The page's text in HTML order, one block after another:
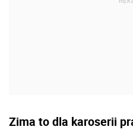
Zima to dla karoserii